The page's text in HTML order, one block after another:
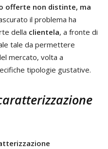
offerte non distinte, ma
il problema ha
della clientela, a fronte di
tale da permettere
mercato, volta a
tipologie gustative.